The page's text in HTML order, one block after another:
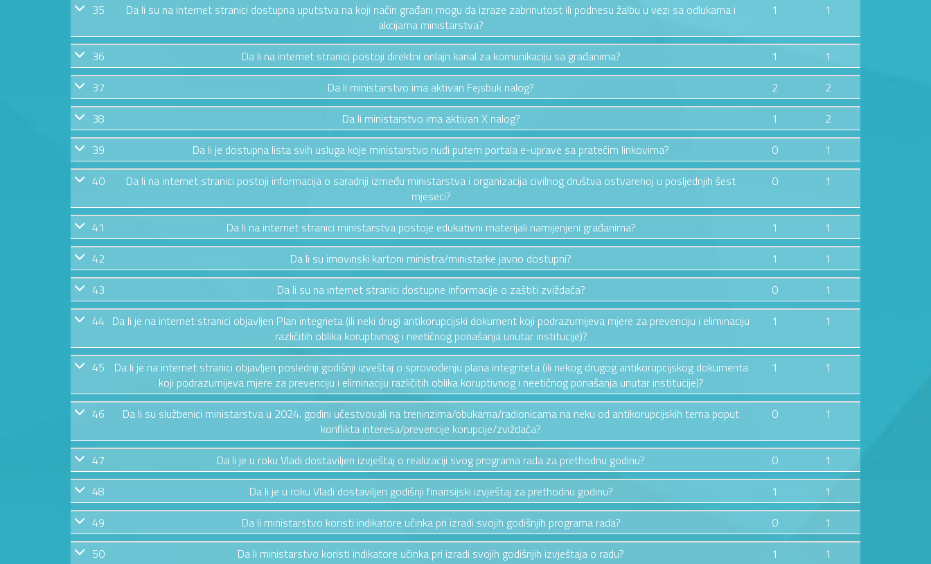
35
Da li su na internet stranici dostupna uputstva na koji način građani mogu da izraze zabrinutost ili podnesu žalbu u vezi sa odlukama i
akcijama ministarstva?
1 1
36 Da li na internet stranici postoji direktni onlajn kanal za komunikaciju sa građanima? 1
1
37
Da li ministarstvo ima aktivan Fejsbuk nalog? 2
2
38
Da li ministarstvo ima aktivan X nalog? 1
2
39
Da li je dostupna lista svih usluga koje ministarstvo nudi putem portala e-uprave sa pratećim linkovima? 0
1
40
Da li na internet stranici postoji informacija o saradnji između ministarstva i organizacija civilnog društva ostvarenoj u posljednjih šest
mjeseci?
0 1
41 Da li na internet stranici ministarstva postoje edukativni materijali namijenjeni građanima? 1
1
42
Da li su imovinski kartoni ministra/ministarke javno dostupni? 1
1
43
Da li su na internet stranici dostupne informacije o zaštiti zviždača? 0
1
44 Da li je na internet stranici objavljen Plan integrieta (ili neki drugi antikorupcijski dokument koji podrazumijeva mjere za prevenciju i eliminaciju
različitih oblika koruptivnog i neetičnog ponašanja unutar institucije)?
1 1
45
Da li je na internet stranici objavljen poslednji godišnji izveštaj o sprovođenju plana integriteta (ili nekog drugog antikorupcijskog dokumenta
koji podrazumijeva mjere za prevenciju i eliminaciju različitih oblika koruptivnog i neetičnog ponašanja unutar institucije)?
1 1
46
Da li su službenici ministarstva u 2024. godini učestvovali na treninzima/obukama/radionicama na neku od antikorupcijskih tema poput
konflikta interesa/prevencije korupcije/zviždača?
0 1
47 Da li je u roku Vladi dostaviljen izvještaj o realizaciji svog programa rada za prethodnu godinu? 0
1
48
Da li je u roku Vladi dostaviljen godišnji finansijski izvještaj za prethodnu godinu? 1
1
49
Da li ministarstvo koristi indikatore učinka pri izradi svojih godišnjih programa rada? 0
1
50
Da li ministarstvo koristi indikatore učinka pri izradi svojih godišnjih izvještaja o radu? 1 1